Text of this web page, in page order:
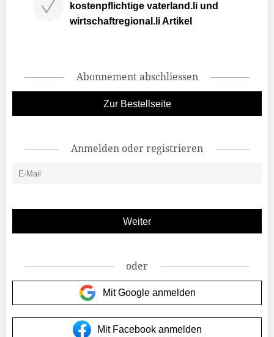
kostenpflichtige vaterland.li und
wirtschaftregional.li Artikel
Abonnement abschliessen
Zur Bestellseite
Anmelden oder registrieren
oder
Mit Google anmelden
Mit Facebook anmelden